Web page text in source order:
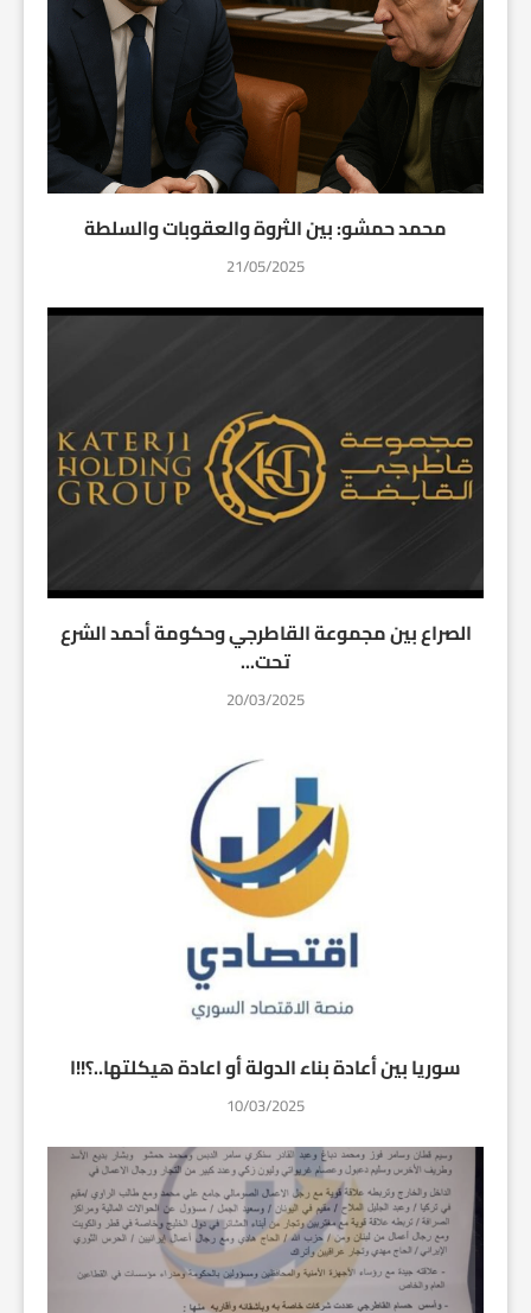
محمد حمشو: بين الثروة والعقوبات والسلطة
21/05/2025
الصراع بين مجموعة القاطرجي وحكومة أحمد الشرع
تحت...
20/03/2025
سوريا بين أعادة بناء الدولة أو اعادة هيكلتها..؟!!ا
10/03/2025